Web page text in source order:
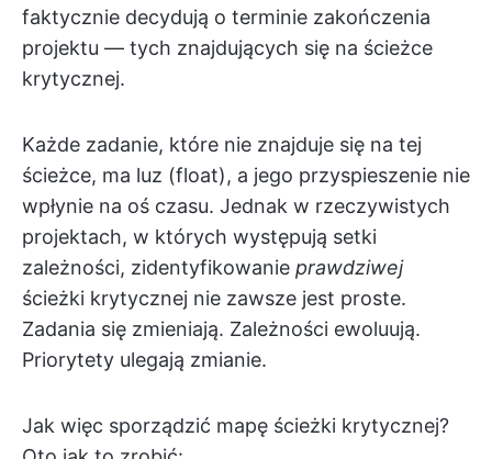
faktycznie decydują o terminie zakończenia
projektu — tych znajdujących się na ścieżce
krytycznej.
Każde zadanie, które nie znajduje się na tej
ścieżce, ma luz (float), a jego przyspieszenie nie
wpłynie na oś czasu. Jednak w rzeczywistych
projektach, w których występują setki
zależności, zidentyfikowanie prawdziwej
ścieżki krytycznej nie zawsze jest proste.
Zadania się zmieniają. Zależności ewoluują.
Priorytety ulegają zmianie.
Jak więc sporządzić mapę ścieżki krytycznej?